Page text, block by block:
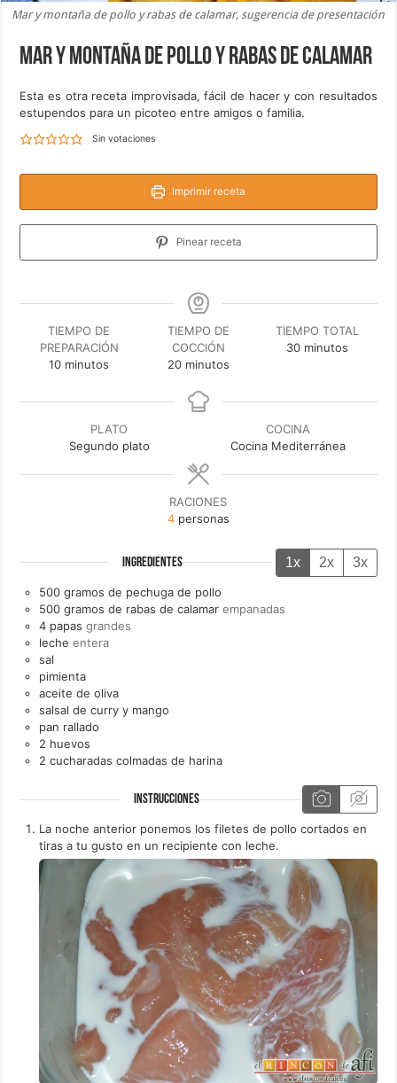
Mar y montaña de pollo y rabas de calamar, sugerencia de presentación
Mar y montaña de pollo y rabas de calamar
Esta es otra receta improvisada, fácil de hacer y con resultados
estupendos para un picoteo entre amigos o familia.
Sin votaciones
Imprimir receta
Pinear receta
TIEMPO DE
PREPARACIÓN
10minutos
minutos
TIEMPO DE
COCCIÓN
20minutos
minutos
TIEMPO TOTAL
30minutos
minutos
PLATO
Segundo plato
COCINA
Cocina Mediterránea
RACIONES
4 personas
INGREDIENTES 1x 2x 3x
500 gramos de pechuga de pollo
500 gramos de rabas de calamar empanadas
4 papas grandes
leche entera
sal
pimienta
aceite de oliva
salsal de curry y mango
pan rallado
2 huevos
2 cucharadas colmadas de harina
INSTRUCCIONES
La noche anterior ponemos los filetes de pollo cortados en
tiras a tu gusto en un recipiente con leche.